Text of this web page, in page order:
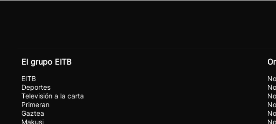
El grupo EITB
EITB
Deportes
Televisión a la carta
Primeran
Gaztea
Makusi